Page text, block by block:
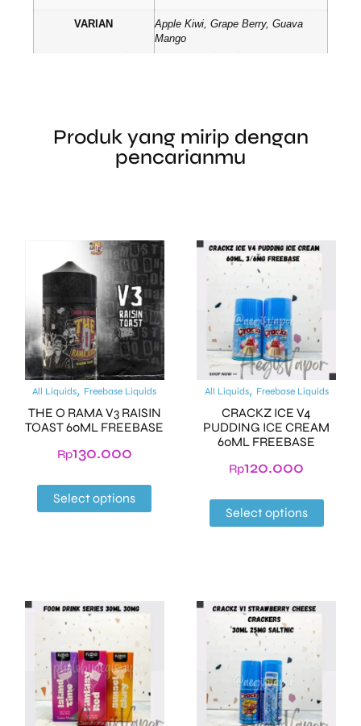
VARIAN
Apple Kiwi, Grape Berry, Guava
Mango
Produk yang mirip dengan
pencarianmu
All Liquids, Freebase Liquids
THE O RAMA V3 RAISIN
TOAST 60ML FREEBASE
Rp130.000
Select options
All Liquids, Freebase Liquids
CRACKZ ICE V4
PUDDING ICE CREAM
60ML FREEBASE
Rp120.000
Select options